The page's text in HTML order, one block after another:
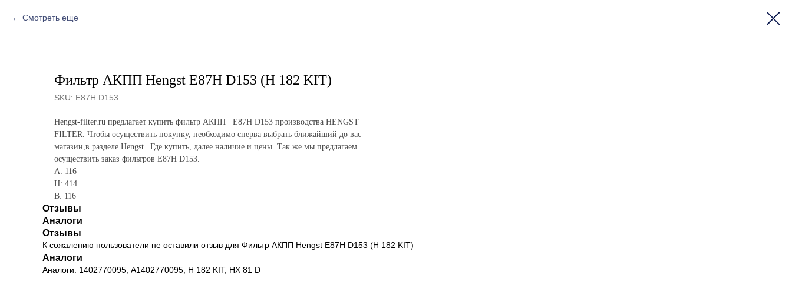
Смотреть еще
Фильтр АКПП Hengst E87H D153 (H 182 KIT)
SKU: E87H D153
Hengst-filter.ru предлагает купить фильтр АКПП E87H D153 производства HENGST
FILTER. Чтобы осуществить покупку, необходимо сперва выбрать ближайший до вас
магазин,в разделе Hengst | Где купить, далее наличие и цены. Так же мы предлагаем
осуществить заказ фильтров E87H D153.
A: 116
H: 414
B: 116
Отзывы
Аналоги
Отзывы
К сожалению пользователи не оставили отзыв для Фильтр АКПП Hengst E87H D153 (H 182 KIT)
Аналоги
Аналоги: 1402770095, A1402770095, H 182 KIT, HX 81 D